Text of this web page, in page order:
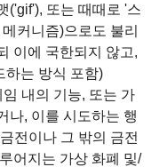
('gif'), 또는 때때로 '스
커니즘)으로도 불리
이에 국한되지 않고,
하는 방식 포함)
내의 기능, 또는 가
나, 이를 시도하는 행
전이나 그 밖의 금전
어지는 가상 화폐 및/